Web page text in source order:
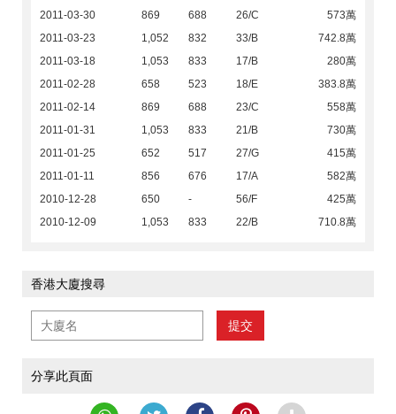
2011-03-30
869 688 26/C
573萬
2011-03-23
1,052 832 33/B
742.8萬
2011-03-18
1,053 833 17/B
280萬
2011-02-28
658 523 18/E
383.8萬
2011-02-14
869 688 23/C
558萬
2011-01-31
1,053 833 21/B
730萬
2011-01-25
652 517 27/G
415萬
2011-01-11
856 676 17/A
582萬
2010-12-28
650 - 56/F
425萬
2010-12-09
1,053 833 22/B 710.8萬
香港大廈搜尋
提交
分享此頁面